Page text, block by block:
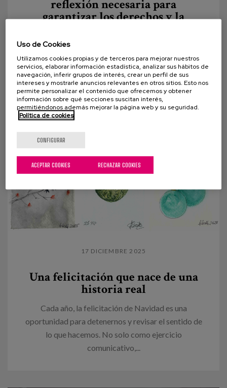
reflexión necesaria para
garantizar los derechos y la
En los entornos de cuidados, acompañar a una
persona significa proteger su bienestar, su
seguridad y su salud. Pero cuidar va más allá de
evitar...
17 DICIEMBRE 2025
Una felicitación que nace de una
historia real
Cada año, la felicitación de Navidad es una
oportunidad para detenernos y revisar el sentido de
lo que hacemos. No solo como ejercicio
comunicativo,...
Uso de Cookies
Utilizamos cookies propias y de terceros para mejorar nuestros
servicios, elaborar información estadística, analizar sus hábitos de
navegación, inferir grupos de interés, crear un perfil de sus
intereses y mostrarle anuncios relevantes en otros sitios. Esto nos
permite personalizar el contenido que ofrecemos y obtener
información sobre qué secciones suscitan interés,
permitiéndonos además mejorar la página web y su seguridad.
Política de cookies
CONFIGURAR
RECHAZAR COOKIES
ACEPTAR COOKIES